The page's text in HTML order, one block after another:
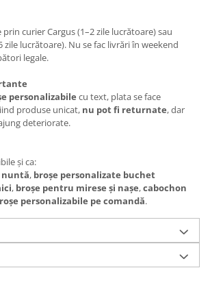
curier Cargus (1–2 zile lucrătoare) sau
zile lucrătoare). Nu se fac livrări în weekend
legale.
personalizabile cu text, plata se face
produse unicat, nu pot fi returnate, dar
deteriorate.
și ca:
nuntă, broșe personalizate buchet
, broșe pentru mirese și nașe,cabochon
personalizabile pe comandă.